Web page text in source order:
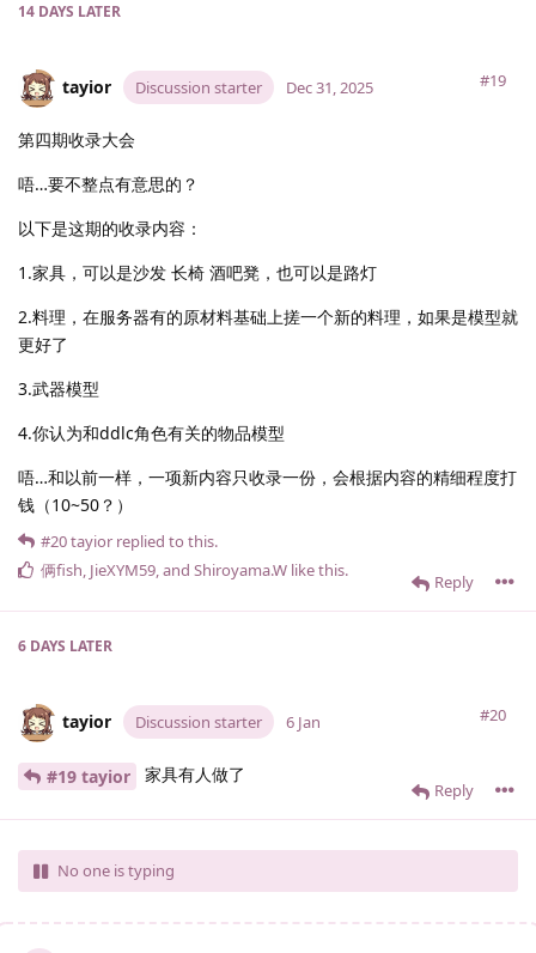
14 DAYS LATER
tayior Discussion starter #19
Dec 31, 2025
第四期收录大会
唔…要不整点有意思的？
以下是这期的收录内容：
1.家具，可以是沙发 长椅 酒吧凳，也可以是路灯
2.料理，在服务器有的原材料基础上搓一个新的料理，如果是模型就
更好了
3.武器模型
4.你认为和ddlc角色有关的物品模型
唔…和以前一样，一项新内容只收录一份，会根据内容的精细程度打
钱（10~50？）
Reply
#20tayior replied to this.
俩fish, JieXYM59, and Shiroyama.​W like this.
6 DAYS LATER
tayior Discussion starter #20
6 Jan
#19 tayior 家具有人做了
Reply
No one is typing